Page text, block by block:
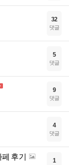
32
댓글
5
댓글
9
댓글
4
댓글
후기 1